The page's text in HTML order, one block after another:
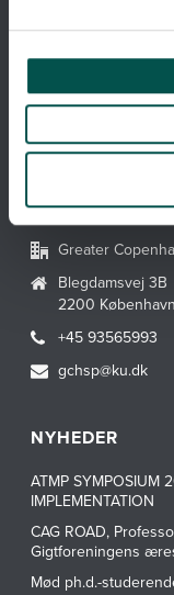
GENVEJE
Om GCHSP
Hvad er en CAG?
KONTAKT
Greater
Blegdamsvej 3B
2200
+45 93565993
gchsp@ku.dk
NYHEDER
ATMP SYMPOSIUM
IMPLEMENTATION
CAG ROAD,
Gigtforeningens
Mød ph.d.-